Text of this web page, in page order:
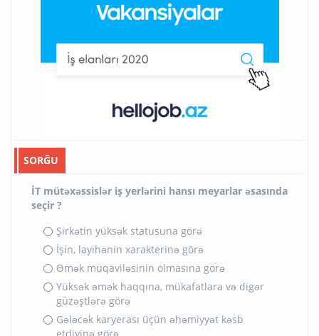
SORĞU
İT mütəxəssislər iş yerlərini hansı meyarlar əsasında
seçir ?
Şirkətin yüksək statusuna görə
İşin, layihənin xarakterinə görə
Əmək müqaviləsinin olmasına görə
Yüksək əmək haqqına, mükafatlara və digər
güzəştlərə görə
Gələcək karyerası üçün əhəmiyyət kəsb
etdiyinə görə